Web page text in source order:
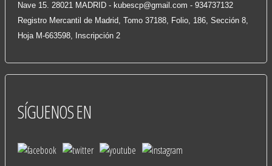
Nave 15. 28021 MADRID - kubescp@gmail.com - 934737132
Registro Mercantil de Madrid, Tomo 37188, Folio, 186, Sección 8,
Hoja M-663598, Inscripción 2
SÍGUENOSEN